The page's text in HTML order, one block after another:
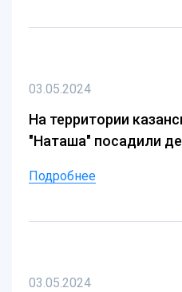
03.05.2024
На территории
"Наташа" посадили
Подробнее
03.05.2024